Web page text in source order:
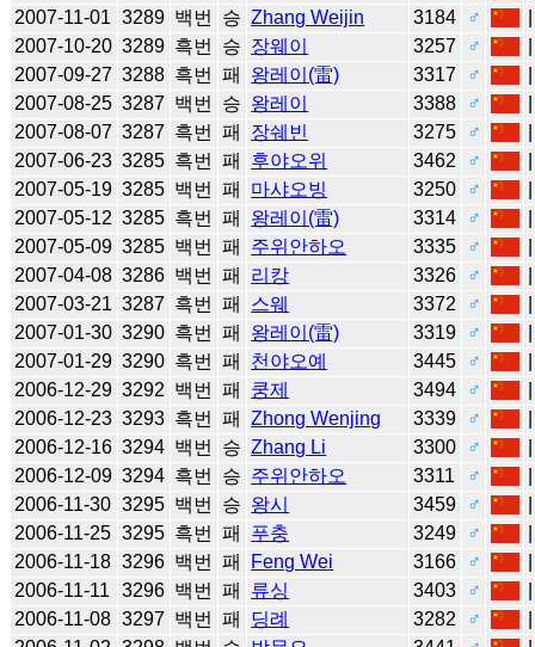
2007-11-01 3289 백번 승 Zhang Weijin 3184 ♂
2007-10-20 3289 흑번 승 장웨이 3257 ♂
2007-09-27 3288 흑번 패 왕레이(雷) 3317 ♂
2007-08-25 3287 백번 승 왕레이 3388 ♂
2007-08-07 3287 흑번 패 장쉐빈 3275 ♂
2007-06-23 3285 흑번 패 후야오위 3462 ♂
2007-05-19 3285 백번 패 마샤오빙 3250 ♂
2007-05-12 3285 흑번 패 왕레이(雷) 3314 ♂
2007-05-09 3285 백번 패 주위안하오 3335 ♂
2007-04-08 3286 백번 패 리캉 3326 ♂
2007-03-21 3287 흑번 패 스웨 3372 ♂
2007-01-30 3290 흑번 패 왕레이(雷) 3319 ♂
2007-01-29 3290 흑번 패 천야오예 3445 ♂
2006-12-29 3292 백번 패 쿵제 3494 ♂
2006-12-23 3293 흑번 패 Zhong Wenjing 3339 ♂
2006-12-16 3294 백번 승 Zhang Li 3300 ♂
2006-12-09 3294 흑번 승 주위안하오 3311 ♂
2006-11-30 3295 백번 승 왕시 3459 ♂
2006-11-25 3295 흑번 패 푸충 3249 ♂
2006-11-18 3296 백번 패 Feng Wei 3166 ♂
2006-11-11
3296 백번 패 류싱 3403 ♂
2006-11-08 3297 백번 패 딩례 3282 ♂